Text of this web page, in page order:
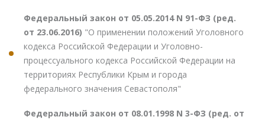
Федеральный закон от 05.05.2014 N 91-ФЗ (ред.
от 23.06.2016) "О применении положений Уголовного
кодекса Российской Федерации и Уголовно-
процессуального кодекса Российской Федерации на
территориях Республики Крым и города
федерального значения Севастополя"
Федеральный закон от 08.01.1998 N 3-ФЗ (ред. от